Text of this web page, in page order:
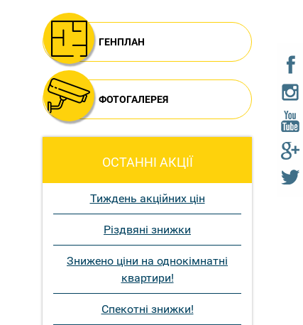
ГЕНПЛАН
ФОТОГАЛЕРЕЯ
ОСТАННІ АКЦІЇ
Тиждень акційних цін
Різдвяні знижки
Знижено ціни на однокімнатні
квартири!
Спекотні знижки!